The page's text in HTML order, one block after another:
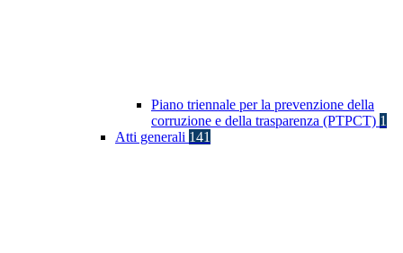
Piano triennale per la prevenzione della
corruzione e della trasparenza (PTPCT) 1
Atti generali 141